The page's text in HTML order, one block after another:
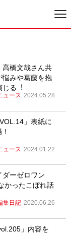
⾼橋⽂哉さん共
みや葛藤を抱
る︕
ュース 2024.05.28
」表紙に
ュース 2024.01.22
ダーゼロワン
かったこぼれ話
集日記 2020.06.26
」内容を